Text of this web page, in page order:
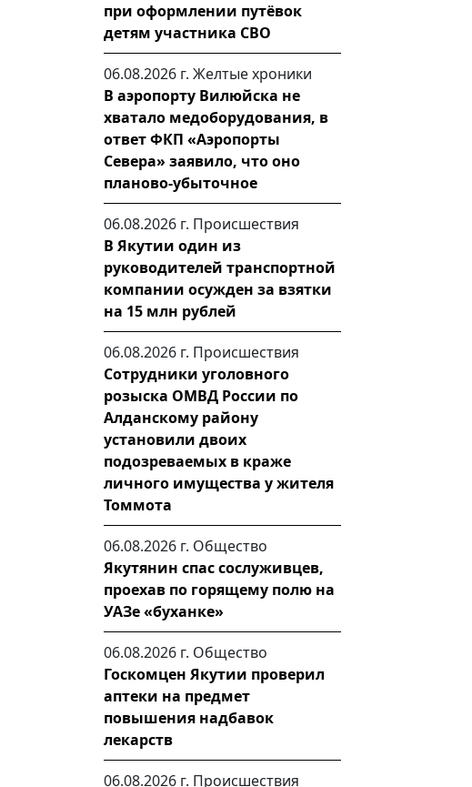
при оформлении путёвок
детям участника СВО
06.08.2026 г. Желтые хроники
В аэропорту Вилюйска не
хватало медоборудования, в
ответ ФКП «Аэропорты
Севера» заявило, что оно
планово-убыточное
06.08.2026 г. Происшествия
В Якутии один из
руководителей транспортной
компании осужден за взятки
на 15 млн рублей
06.08.2026 г. Происшествия
Сотрудники уголовного
розыска ОМВД России по
Алданскому району
установили двоих
подозреваемых в краже
личного имущества у жителя
Томмота
06.08.2026 г. Общество
Якутянин спас сослуживцев,
проехав по горящему полю на
УАЗе «буханке»
06.08.2026 г. Общество
Госкомцен Якутии проверил
аптеки на предмет
повышения надбавок
лекарств
06.08.2026 г. Происшествия